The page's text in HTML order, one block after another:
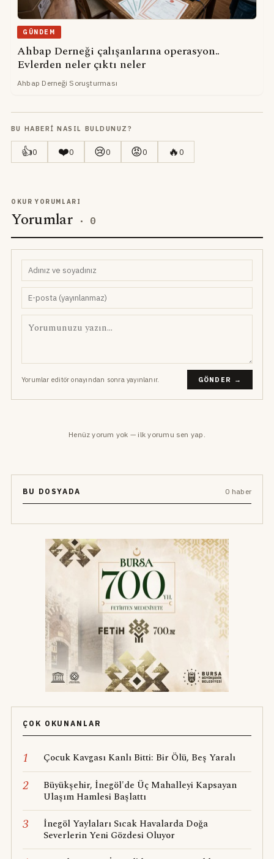
GÜNDEM
Ahbap Derneği çalışanlarına operasyon..
Evlerden neler çıktı neler
Ahbap Derneği Soruşturması
BU HABERI NASIL BULDUNUZ?
👍0 ❤️0 😢0 😡0 🔥0
OKUR YORUMLARI
Yorumlar · 0
Yorumlar editör onayından sonra yayınlanır. GÖNDER →
Henüz yorum yok — ilk yorumu sen yap.
BU DOSYADA 0 haber
ÇOK OKUNANLAR
1 Çocuk Kavgası Kanlı Bitti: Bir Ölü, Beş Yaralı
2
Büyükşehir, İnegöl'de Üç Mahalleyi Kapsayan
Ulaşım Hamlesi Başlattı
3
İnegöl Yaylaları Sıcak Havalarda Doğa
Severlerin Yeni Gözdesi Oluyor